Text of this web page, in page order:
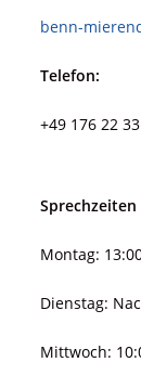
benn-
Telefon:
+49 176 22
Montag:
Dienstag:
Mittwoch: